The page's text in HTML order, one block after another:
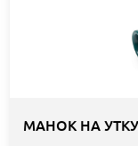
МАНОК НА УТКУ